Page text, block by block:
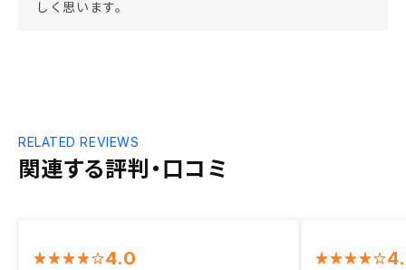
しく思います。
関連する評判・口コミ
RELATED REVIEWS
4.0